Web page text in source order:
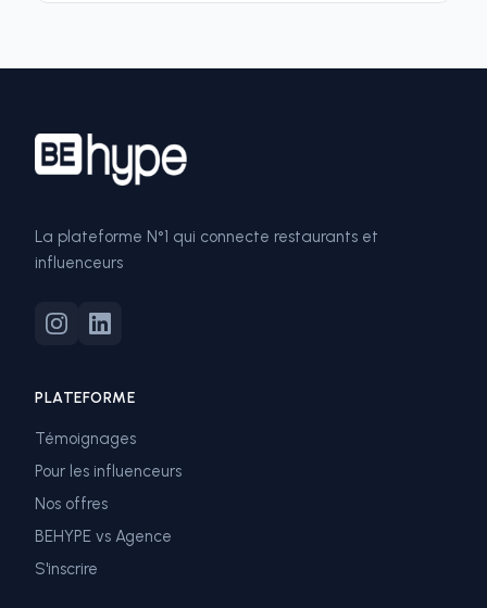
La plateforme N°1 qui connecte restaurants et
influenceurs
PLATEFORME
Témoignages
Pour les influenceurs
Nos offres
BEHYPE vs Agence
S'inscrire